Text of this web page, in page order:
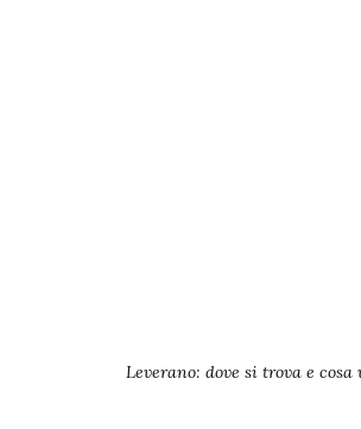
Leverano: dove si trova e cosa